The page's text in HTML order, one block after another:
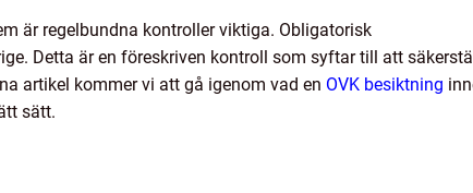
är regelbundna kontroller viktiga. Obligatorisk
Detta är en föreskriven kontroll som syftar till att
artikel kommer vi att gå igenom vad en OVK besiktning
sätt.